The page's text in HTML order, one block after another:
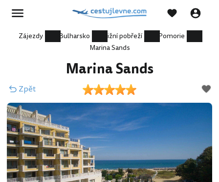
Zájezdy Bulharsko Jižní pobřeží
Pomorie
Marina Sands
Marina Sands
Zpět